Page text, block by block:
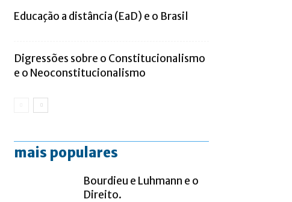
Educação a distância (EaD) e o Brasil
Digressões sobre o Constitucionalismo
e o Neoconstitucionalismo
mais populares
Bourdieu e Luhmann e o
Direito.